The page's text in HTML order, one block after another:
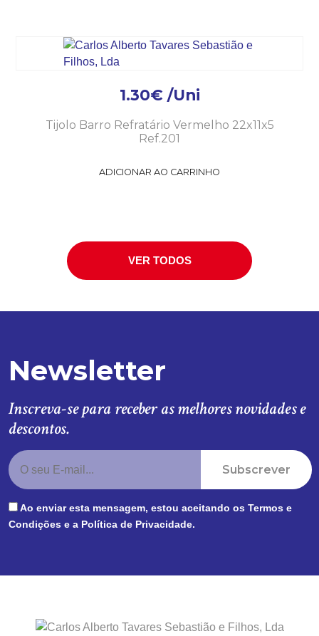
1.30€ /Uni
Tijolo Barro Refratário Vermelho 22x11x5
Ref.201
ADICIONAR AO CARRINHO
VER TODOS
Newsletter
Inscreva-se para receber as melhores novidades e
descontos.
Subscrever
Ao enviar esta mensagem, estou aceitando os Termos e
Condições e a Política de Privacidade.